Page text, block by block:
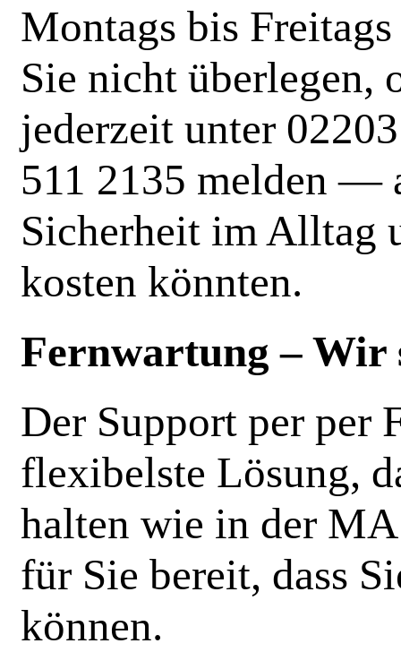
Montags bis
Sie nicht überlegen,
jederzeit unter
511 2135 melden —
Sicherheit im Alltag
kosten könnten.
Fernwartung – Wir
Der Support per per
flexibelste Lösung,
halten wie in der
für Sie bereit, dass
können.